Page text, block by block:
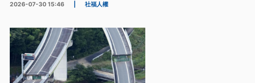
2026-07-30 15:46 社福人權